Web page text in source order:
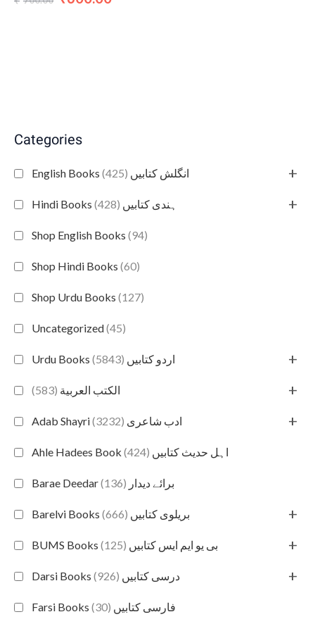
Categories
English Books انگلش کتابیں (425) +
Hindi Books ہندی کتابیں (428) +
Shop English Books (94)
Shop Hindi Books (60)
Shop Urdu Books (127)
Uncategorized(45)
Urdu Books اردو کتابیں (5843) +
الكتب العربية (583) +
Adab Shayri ادب شاعری (3232) +
Ahle Hadees Book اہل حدیث کتابیں (424)
Barae Deedar برائے دیدار (136)
Barelvi Books بریلوی کتابیں (666) +
BUMS Books بی یو ایم ایس کتابیں (125) +
Darsi Books درسی کتابیں (926) +
Farsi Books فارسی کتابیں (30)